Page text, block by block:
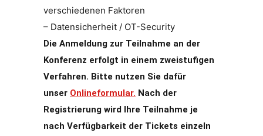
verschiedenen Faktoren
– Datensicherheit / OT-Security
Die Anmeldung zur Teilnahme an der
Konferenz erfolgt in einem zweistufigen
Verfahren. Bitte nutzen Sie dafür
unser Onlineformular. Nach der
Registrierung wird Ihre Teilnahme je
nach Verfügbarkeit der Tickets einzeln